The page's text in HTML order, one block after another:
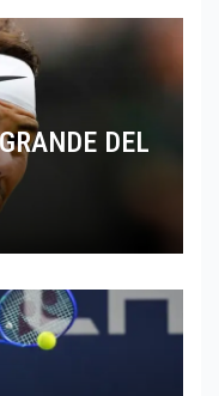
DEL